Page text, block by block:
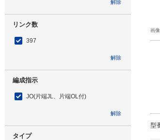
解除
リンク数
397
解除
編成指示
JO(片端JL、片端OL付)
解除
タイプ
画
型